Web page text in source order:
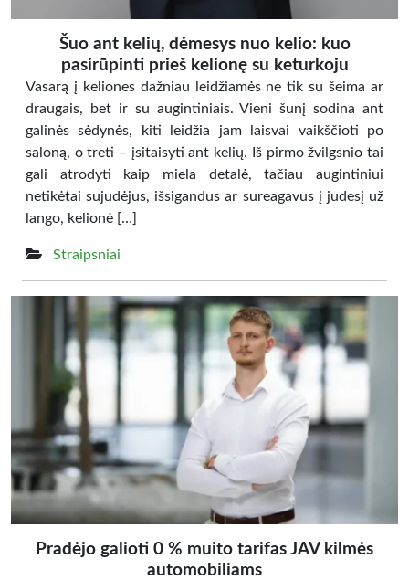
Šuo ant kelių, dėmesys nuo kelio: kuo
pasirūpinti prieš kelionę su keturkoju
Vasarą į keliones dažniau leidžiamės ne tik su šeima ar
draugais, bet ir su augintiniais. Vieni šunį sodina ant
galinės sėdynės, kiti leidžia jam laisvai vaikščioti po
saloną, o treti – įsitaisyti ant kelių. Iš pirmo žvilgsnio tai
gali atrodyti kaip miela detalė, tačiau augintiniui
netikėtai sujudėjus, išsigandus ar sureagavus į judesį už
lango, kelionė […]
Straipsniai
Pradėjo galioti 0 % muito tarifas JAV kilmės
automobiliams